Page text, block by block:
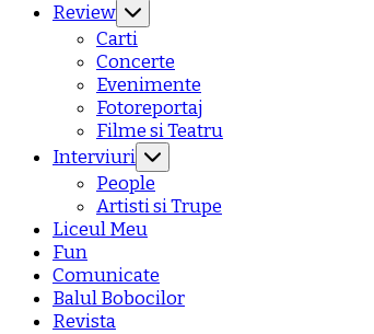
Review
Carti
Concerte
Evenimente
Fotoreportaj
Filme si Teatru
Interviuri
People
Artisti si Trupe
Liceul Meu
Fun
Comunicate
Balul Bobocilor
Revista